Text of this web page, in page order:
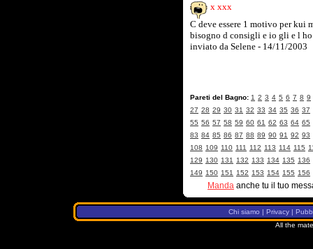
x xxx
C deve essere 1 motivo per kui
bisogno d consigli e io gli e l ho
inviato da Selene - 14/11/2003
Pareti del Bagno: 1 2 3 4 5 6 7 8 9
27 28 29 30 31 32 33 34 35 36 37
55 56 57 58 59 60 61 62 63 64 65
83 84 85 86 87 88 89 90 91 92 93
108 109 110 111 112 113 114 115
129 130 131 132 133 134 135 136
149 150 151 152 153 154 155 156
Manda anche tu il tuo
Chi siamo | Privacy |
All the